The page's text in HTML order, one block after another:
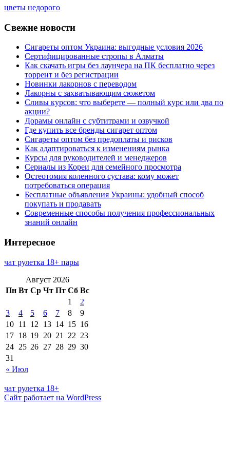
цветы недорого
Свежие новости
Сигареты оптом Украина: выгодные условия 2026
Сертифицированные стропы в Алматы
Как скачать игры без лаунчера на ПК бесплатно через
торрент и без регистрации
Новинки лакорнов с переводом
Лакорны с захватывающим сюжетом
Сливы курсов: что выберете — полный курс или два по
акции?
Дорамы онлайн с субтитрами и озвучкой
Где купить все бренды сигарет оптом
Сигареты оптом без предоплаты и рисков
Как адаптироваться к изменениям рынка
Курсы для руководителей и менеджеров
Сериалы из Кореи для семейного просмотра
Остеотомия коленного сустава: кому может
потребоваться операция
Бесплатные объявления Украины: удобный способ
покупать и продавать
Современные способы получения профессиональных
знаний онлайн
Интересное
чат рулетка 18+ пары
Август 2026
Пн Вт Ср Чт Пт Сб Вс
« Июл
1
2
3
4 5 6 7 8
9
10 11 12 13 14 15 16
17 18 19 20 21 22 23
24 25 26 27 28 29 30
31
чат рулетка 18+
Сайт работает на WordPress